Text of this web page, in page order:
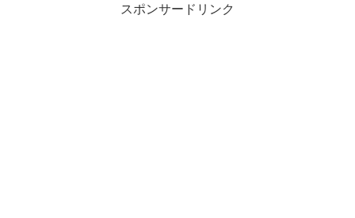
スポンサードリンク